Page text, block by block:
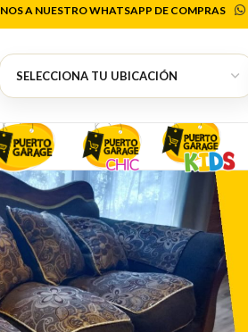
A NUESTRO WHATSAPP DE COMPRAS